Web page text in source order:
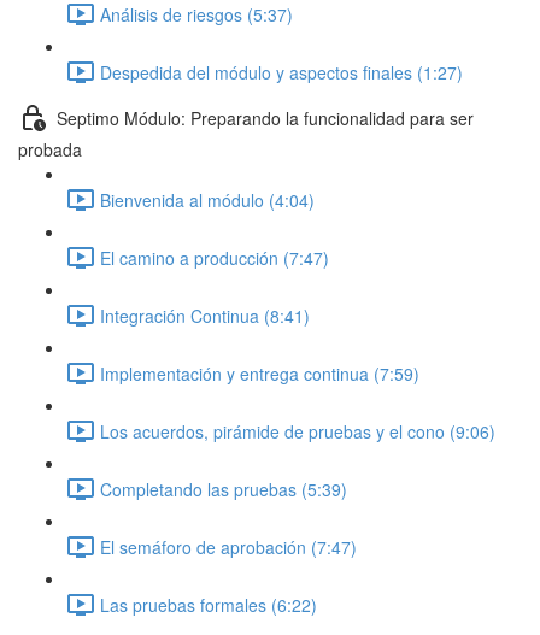
Análisis de riesgos (5:37)
Despedida del módulo y aspectos finales (1:27)
Septimo Módulo: Preparando la funcionalidad para ser
probada
Bienvenida al módulo (4:04)
El camino a producción (7:47)
Integración Continua (8:41)
Implementación y entrega continua (7:59)
Los acuerdos, pirámide de pruebas y el cono (9:06)
Completando las pruebas (5:39)
El semáforo de aprobación (7:47)
Las pruebas formales (6:22)